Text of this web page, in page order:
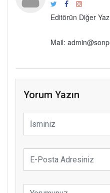
Editörün Diğer
Mail:
Yorum Yazın